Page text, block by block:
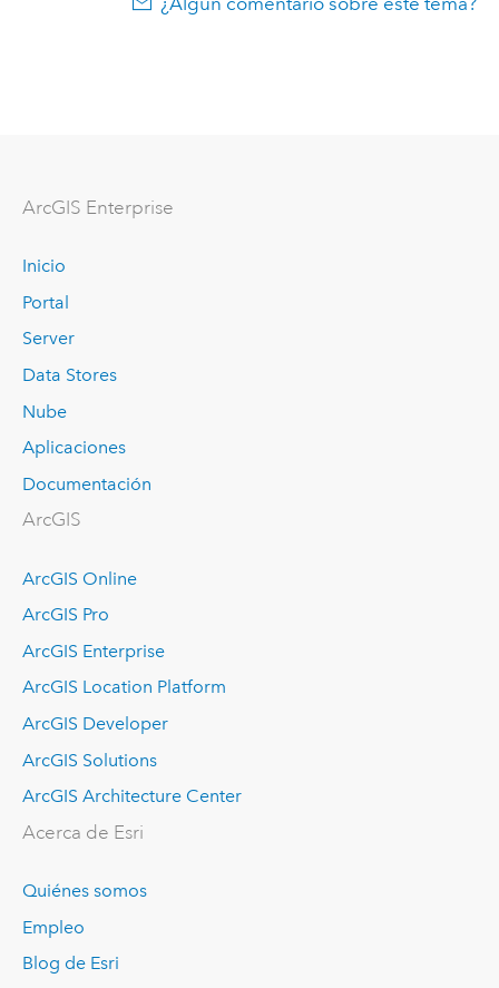
ArcGIS Enterprise
Inicio
Portal
Server
Data Stores
Nube
Aplicaciones
Documentación
ArcGIS
ArcGIS Online
ArcGIS Pro
ArcGIS Enterprise
ArcGIS Location Platform
ArcGIS Developer
ArcGIS Solutions
ArcGIS Architecture Center
Acerca de Esri
Quiénes somos
Empleo
Blog de Esri